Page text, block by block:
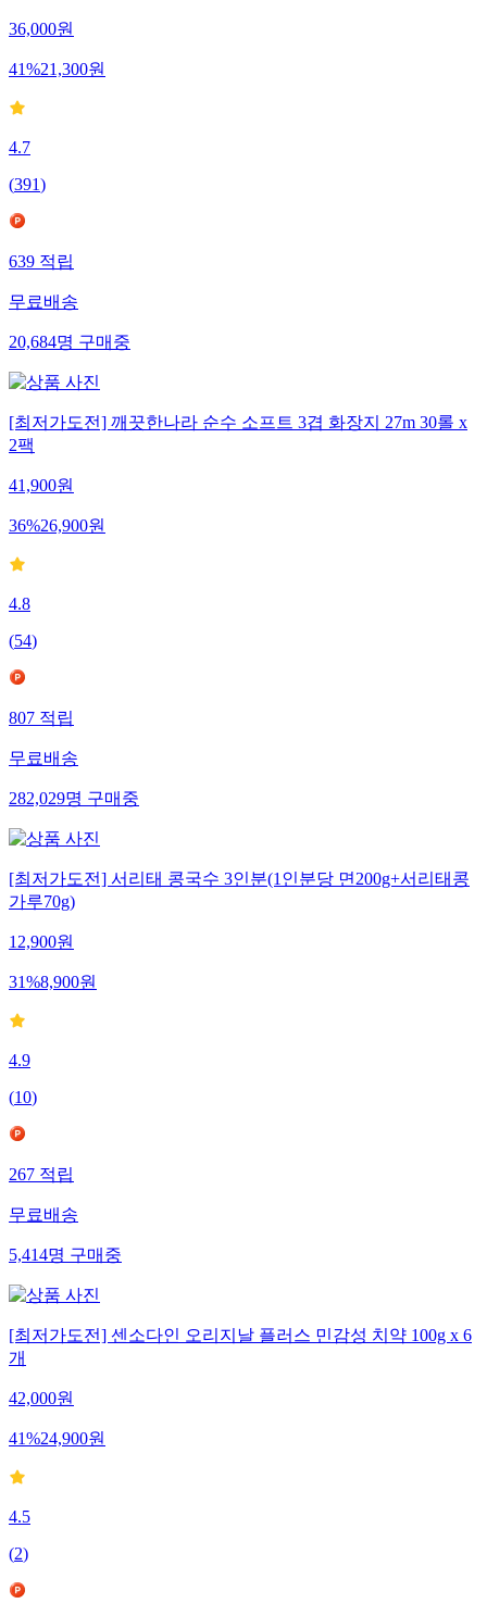
36,000원
41%21,300원
4.7
(391)
639 적립
무료배송
20,684명 구매중
[최저가도전] 깨끗한나라 순수 소프트 3겹 화장지 27m 30롤 x
2팩
41,900원
36%26,900원
4.8
(54)
807 적립
무료배송
282,029명 구매중
[최저가도전] 서리태 콩국수 3인분(1인분당 면200g+서리태콩
가루70g)
12,900원
31%8,900원
4.9
(10)
267 적립
무료배송
5,414명 구매중
[최저가도전] 센소다인 오리지날 플러스 민감성 치약 100g x 6
개
42,000원
41%24,900원
4.5
(2)